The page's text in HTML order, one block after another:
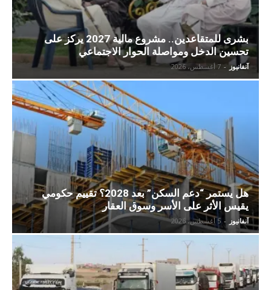
بشرى للمتقاعدين.. مشروع مالية 2027 يركز على
تحسين الدخل ومواصلة الحوار الاجتماعي
آنفانيوز - 7 أغسطس، 2026
هل يستمر “دعم السكن” بعد 2028؟ تقييم حكومي
يقيس الأثر على الأسر وسوق العقار
آنفانيوز - 5 أغسطس، 2026